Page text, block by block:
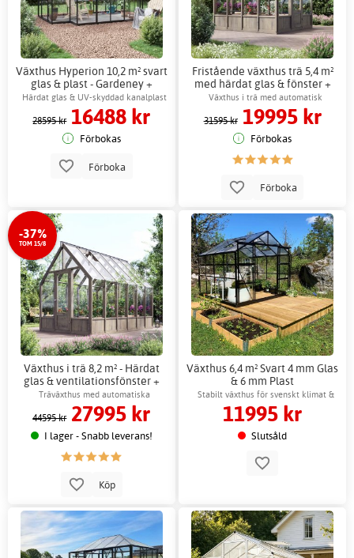
Växthus Hyperion 10,2 m² svart
glas & plast - Gardeney +
Växthusbord
Härdat glas & UV-skyddad kanalplast
28595 kr 16488 kr
Förbokas
Förboka
Fristående växthus trä 5,4 m²
med härdat glas & fönster +
Växthusbord
Växthus i trä med automatisk
ventilation
31595 kr 19995 kr
Förbokas
Förboka
-37%
TOM 15/8
Växthus i trä 8,2 m² - Härdat
glas & ventilationsfönster +
Växthusbord
Träväxthus med automatiska
fönsteröppnare
44595 kr 27995 kr
I lager - Snabb leverans!
Köp
Växthus 6,4 m² Svart 4 mm Glas
& 6 mm Plast
Stabilt växthus för svenskt klimat &
odling
11995 kr
Slutsåld